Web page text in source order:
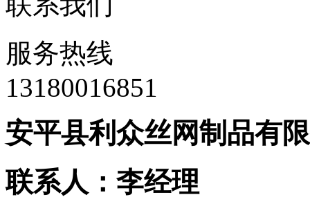
服务热线
13180016851
安平县利众丝网制品有
联系人：李经理